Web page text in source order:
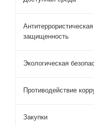
Антитеррористическая
защищенность
Экологическая
Противодействие
Закупки